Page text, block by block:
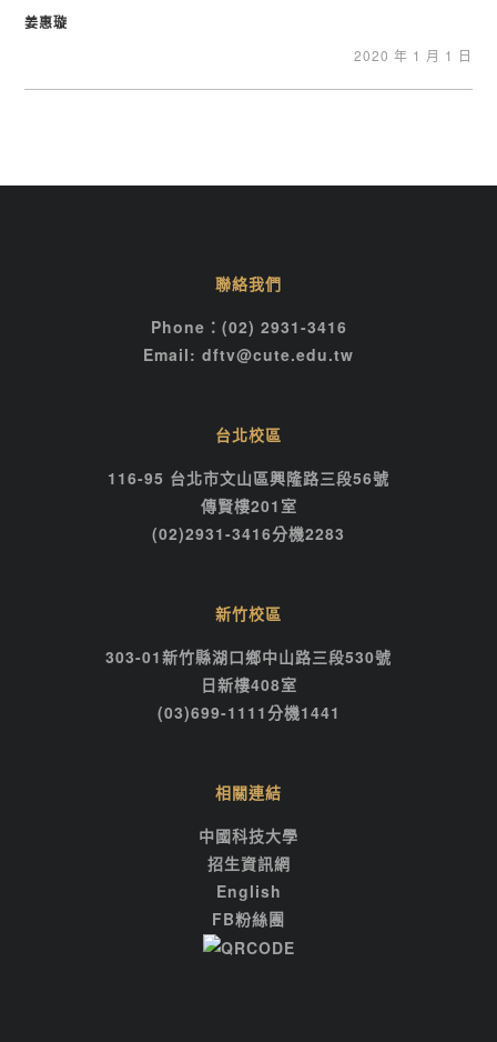
姜惠璇
2020 年 1 月 1 日
聯絡我們
Phone：(02) 2931-3416
Email: dftv@cute.edu.tw
台北校區
116-95 台北市文山區興隆路三段56號
傳賢樓201室
(02)2931-3416分機2283
新竹校區
303-01新竹縣湖口鄉中山路三段530號
日新樓408室
(03)699-1111分機1441
相關連結
中國科技大學
招生資訊網
English
FB粉絲團